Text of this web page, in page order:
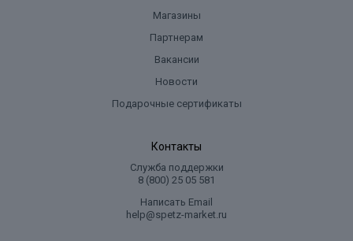
Магазины
Партнерам
Вакансии
Новости
Подарочные сертификаты
Контакты
Служба поддержки
8 (800) 25 05 581
Написать Email
help@spetz-market.ru